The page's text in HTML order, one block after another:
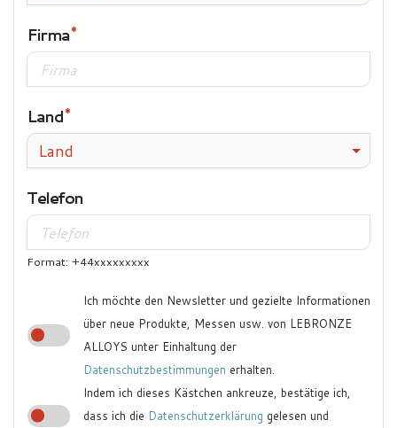
Firma
Land
Land
Telefon
Format: +44xxxxxxxxx
Ich möchte den Newsletter und gezielte Informationen
über neue Produkte, Messen usw. von LEBRONZE
ALLOYS unter Einhaltung der
Datenschutzbestimmungen erhalten.
Indem ich dieses Kästchen ankreuze, bestätige ich,
dass ich die Datenschutzerklärung gelesen und